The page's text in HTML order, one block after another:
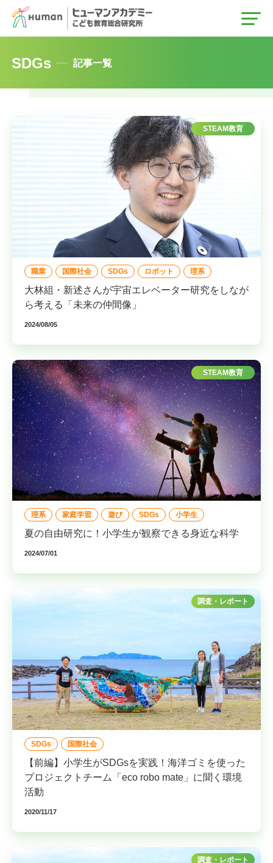
ロボット
教育関係者のみなさま
こども教育総合研究所について
STEAM教育について
メンバー特典がたくさん
こども総研メンバー募集中！
無料
メンバー登録する（無料）
SDGs 記事一覧
STEAM教育
職業 国際社会 SDGs ロボット 理系
大林組・新述さんが宇宙エレベーター研究をしなが
ら考える「未来の仲間像」
2024/08/05
STEAM教育
理系 家庭学習 遊び SDGs 小学生
夏の自由研究に！小学生が観察できる身近な科学
2024/07/01
調査・レポート
SDGs 国際社会
【前編】小学生がSDGsを実践！海洋ゴミを使った
プロジェクトチーム「eco robo mate」に聞く環境
活動
2020/11/17
調査・レポート